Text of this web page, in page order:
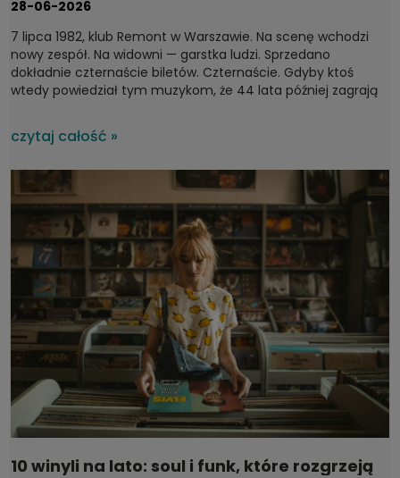
28-06-2026
7 lipca 1982, klub Remont w Warszawie. Na scenę wchodzi
nowy zespół. Na widowni — garstka ludzi. Sprzedano
dokładnie czternaście biletów. Czternaście. Gdyby ktoś
wtedy powiedział tym muzykom, że 44 lata później zagrają
by się roześmiali. A jednak. Bo Kult to jeden z tych zespołów,
który bez wątpienia można zaliczyć do fundamentów
współtworzeniu rodzimej sceny.
czytaj całość »
10 winyli na lato: soul i funk, które rozgrzeją